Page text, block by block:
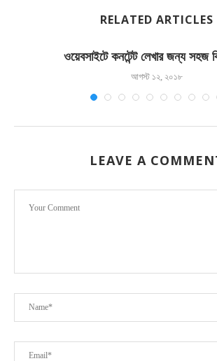
RELATED ARTICLES
ওয়েবসাইটে কনটেন্ট লেখার জন্য সহজ
আগস্ট ১২, ২০১৮
LEAVE A